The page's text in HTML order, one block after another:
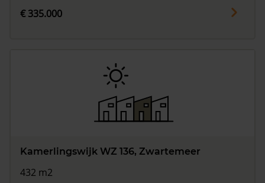
€ 335.000
Kamerlingswijk WZ 136, Zwartemeer
432 m2